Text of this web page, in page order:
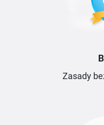
Zasady